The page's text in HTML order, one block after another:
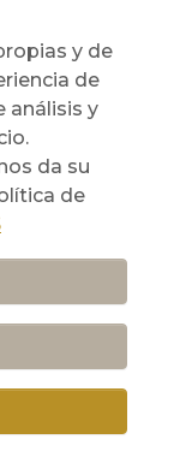
con (o sin)
y de
de
análisis y
da su
de